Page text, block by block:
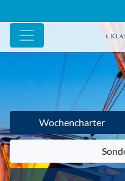
Wochencharter